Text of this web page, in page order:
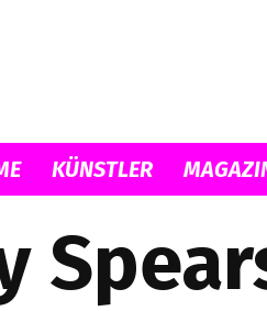
KÜNSTLER